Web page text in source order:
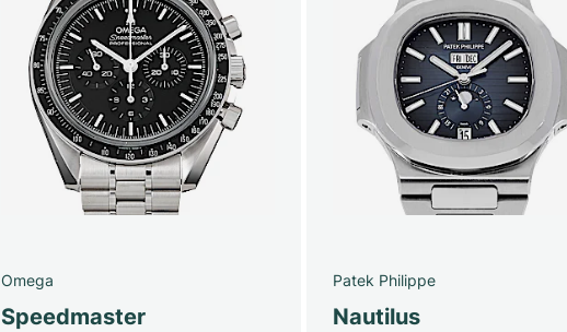
Omega
Speedmaster
Patek Philippe
Nautilus